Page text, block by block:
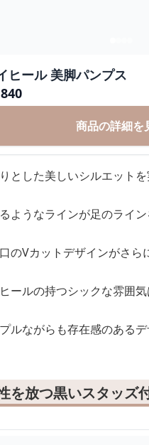
ヒール 美脚パンプス
商品の詳細を
とした美しいシルエット
ようなラインが足のライ
のVカットデザインがさら
ールの持つシックな雰囲
ルながらも存在感のある
を放つ黒いスタッズ